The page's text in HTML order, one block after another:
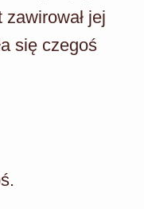
jej
się czegoś